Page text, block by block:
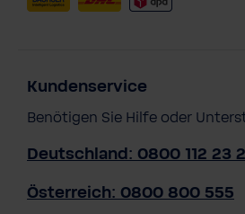
Kundenservice
Benötigen Sie Hilfe oder
Deutschland: 0800 112 23
Österreich: 0800 800 555